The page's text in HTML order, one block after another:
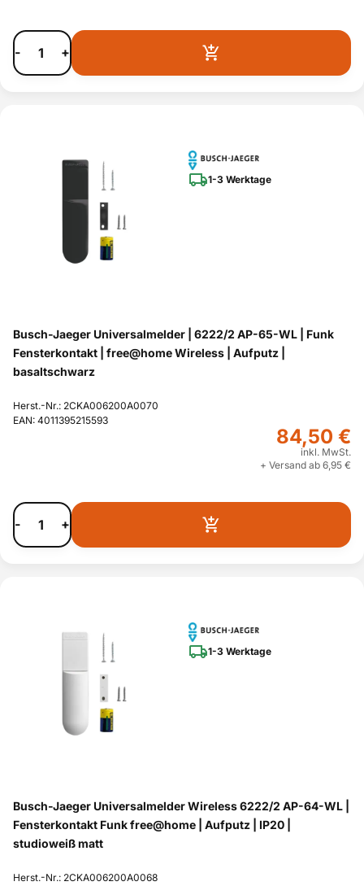
- +
1-3 Werktage
Busch-Jaeger Universalmelder | 6222/2 AP-65-WL | Funk
Fensterkontakt | free@home Wireless | Aufputz |
basaltschwarz
Herst.-Nr.: 2CKA006200A0070
EAN: 4011395215593
84,50 €
inkl. MwSt.
+ Versand ab 6,95 €
- +
1-3 Werktage
Busch-Jaeger Universalmelder Wireless 6222/2 AP-64-WL |
Fensterkontakt Funk free@home | Aufputz | IP20 |
studioweiß matt
Herst.-Nr.: 2CKA006200A0068